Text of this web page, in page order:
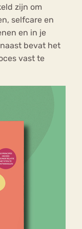
zijn om
selfcare en
en in je
bevat het
vast te